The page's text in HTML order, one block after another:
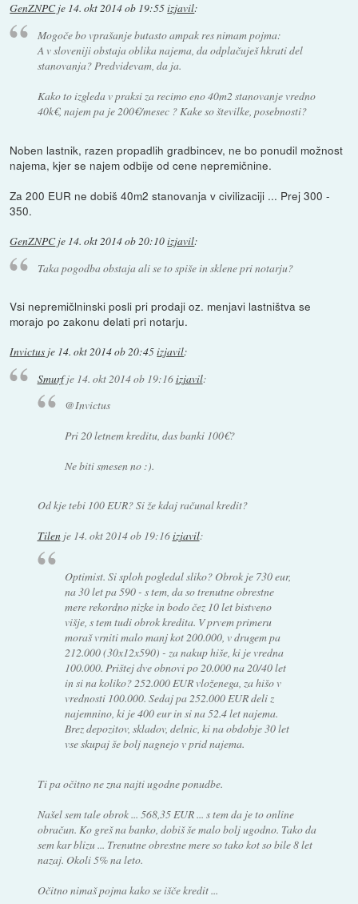
GenZNPCje 14. okt 2014 ob 19:55izjavil:
Mogoče bo vprašanje butasto ampak res nimam pojma:
A v sloveniji obstaja oblika najema, da odplačuješ hkrati del
stanovanja? Predvidevam, da ja.
Kako to izgleda v praksi za recimo eno 40m2 stanovanje vredno
40k€, najem pa je 200€/mesec ? Kake so številke, posebnosti?
Noben lastnik, razen propadlih gradbincev, ne bo ponudil možnost
najema, kjer se najem odbije od cene nepremičnine.
Za 200 EUR ne dobiš 40m2 stanovanja v civilizaciji ... Prej 300 -
350.
GenZNPCje 14. okt 2014 ob 20:10izjavil:
Taka pogodba obstaja ali se to spiše in sklene pri notarju?
Vsi nepremičlninski posli pri prodaji oz. menjavi lastništva se
morajo po zakonu delati pri notarju.
Invictus je 14. okt 2014 ob 20:45izjavil:
Smurfje 14. okt 2014 ob 19:16izjavil:
@Invictus
Pri 20 letnem kreditu, das banki 100€?
Ne biti smesen no :).
Od kje tebi 100 EUR? Si že kdaj računal kredit?
Tilenje 14. okt 2014 ob 19:16izjavil:
Optimist. Si sploh pogledal sliko? Obrok je 730 eur,
na 30 let pa 590 - s tem, da so trenutne obrestne
mere rekordno nizke in bodo čez 10 let bistveno
višje, s tem tudi obrok kredita. V prvem primeru
moraš vrniti malo manj kot 200.000, v drugem pa
212.000 (30x12x590) - za nakup hiše, ki je vredna
100.000. Prištej dve obnovi po 20.000 na 20/40 let
in si na koliko? 252.000 EUR vloženega, za hišo v
vrednosti 100.000. Sedaj pa 252.000 EUR deli z
najemnino, ki je 400 eur in si na 52.4 let najema.
Brez depozitov, skladov, delnic, ki na obdobje 30 let
vse skupaj še bolj nagnejo v prid najema.
Ti pa očitno ne zna najti ugodne ponudbe.
Našel sem tale obrok ... 568,35 EUR ... s tem da je to online
obračun. Ko greš na banko, dobiš še malo bolj ugodno. Tako da
sem kar blizu ... Trenutne obrestne mere so tako kot so bile 8 let
nazaj. Okoli 5% na leto.
Očitno nimaš pojma kako se išče kredit ...